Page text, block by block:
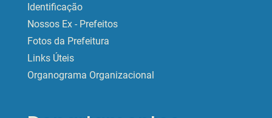
Identificação
Nossos Ex - Prefeitos
Fotos da Prefeitura
Links Úteis
Organograma Organizacional